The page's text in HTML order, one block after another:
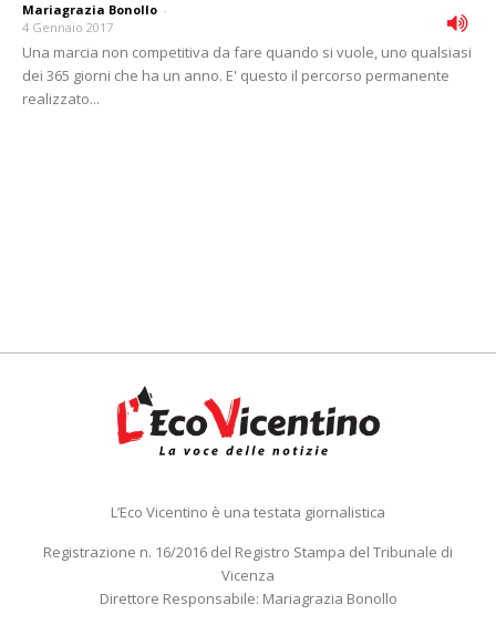
Mariagrazia Bonollo -
4 Gennaio 2017
Una marcia non competitiva da fare quando si vuole, uno qualsiasi
dei 365 giorni che ha un anno. E' questo il percorso permanente
realizzato...
L’Eco Vicentino è una testata giornalistica
Registrazione n. 16/2016 del Registro Stampa del Tribunale di
Vicenza
Direttore Responsabile: Mariagrazia Bonollo